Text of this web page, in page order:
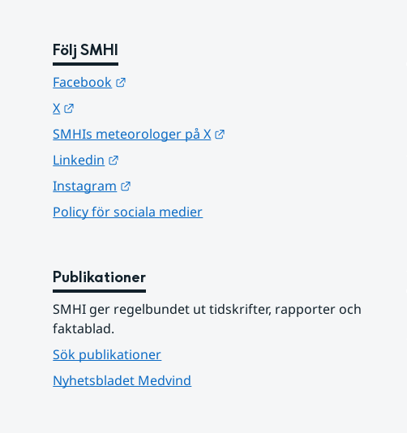
Följ SMHI
Facebook
X
SMHIs meteorologer på X
Linkedin
Instagram
Policy för sociala medier
Publikationer
SMHI ger regelbundet ut tidskrifter, rapporter och
faktablad.
Sök publikationer
Nyhetsbladet Medvind